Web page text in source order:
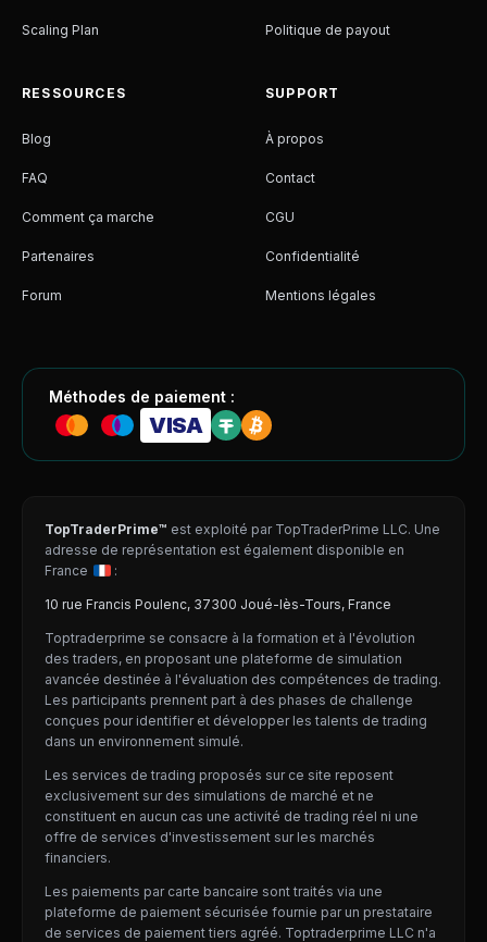
Scaling Plan Politique de payout
RESSOURCES
Blog
FAQ
Comment ça marche
Partenaires
Forum
SUPPORT
À propos
Contact
CGU
Confidentialité
Mentions légales
Méthodes de paiement :
VISA
TopTraderPrime™ est exploité par TopTraderPrime LLC. Une
adresse de représentation est également disponible en
France
:
10 rue Francis Poulenc, 37300 Joué-lès-Tours, France
Toptraderprime se consacre à la formation et à l'évolution
des traders, en proposant une plateforme de simulation
avancée destinée à l'évaluation des compétences de trading.
Les participants prennent part à des phases de challenge
conçues pour identifier et développer les talents de trading
dans un environnement simulé.
Les services de trading proposés sur ce site reposent
exclusivement sur des simulations de marché et ne
constituent en aucun cas une activité de trading réel ni une
offre de services d'investissement sur les marchés
financiers.
Les paiements par carte bancaire sont traités via une
plateforme de paiement sécurisée fournie par un prestataire
de services de paiement tiers agréé. Toptraderprime LLC n'a